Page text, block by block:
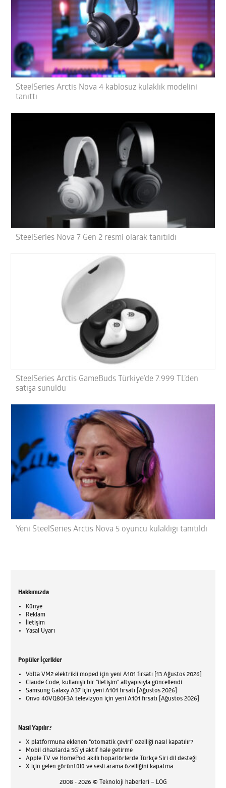
SteelSeries Arctis Nova 4 kablosuz kulaklık modelini
tanıttı
SteelSeries Nova 7 Gen 2 resmi olarak tanıtıldı
SteelSeries Arctis GameBuds Türkiye’de 7.999 TL’den
satışa sunuldu
Yeni SteelSeries Arctis Nova 5 oyuncu kulaklığı tanıtıldı
Hakkımızda
Künye
Reklam
İletişim
Yasal Uyarı
Popüler İçerikler
Volta VM2 elektrikli moped için yeni A101 fırsatı [13 Ağustos 2026]
Claude Code, kullanışlı bir "iletişim" altyapısıyla güncellendi
Samsung Galaxy A37 için yeni A101 fırsatı [Ağustos 2026]
Onvo 40VQ80F3A televizyon için yeni A101 fırsatı [Ağustos 2026]
Nasıl Yapılır?
X platformuna eklenen “otomatik çeviri” özelliği nasıl kapatılır?
Mobil cihazlarda 5G’yi aktif hale getirme
Apple TV ve HomePod akıllı hoparlörlerde Türkçe Siri dil desteği
X için gelen görüntülü ve sesli arama özelliğini kapatma
2008 - 2026 © Teknoloji haberleri – LOG